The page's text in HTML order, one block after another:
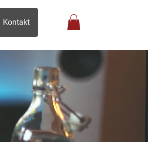
Kontakt